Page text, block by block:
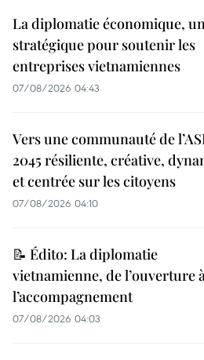
La diplomatie économique,
stratégique pour soutenir les
entreprises vietnamiennes
07/08/2026 04:43
Vers une communauté de
2045 résiliente, créative,
et centrée sur les citoyens
07/08/2026 04:10
📝 Édito: La diplomatie
vietnamienne, de l’ouverture
l’accompagnement
07/08/2026 04:03